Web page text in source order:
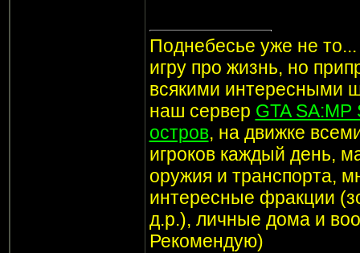
Поднебесье уже не
игру про жизнь, но
всякими интересными
наш сервер GTA SA:MP
остров, на движке
игроков каждый день,
оружия и транспорта,
интересные фракции
д.р.), личные дома и
Рекомендую)